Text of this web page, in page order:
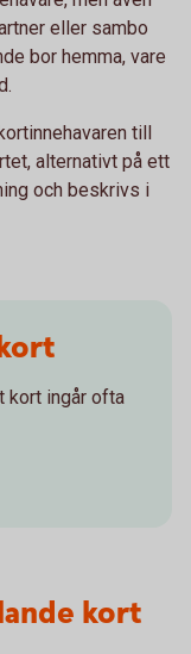
eller sambo
bor hemma, vare
till
alternativt på ett
och beskrivs i
kort ingår ofta
kort